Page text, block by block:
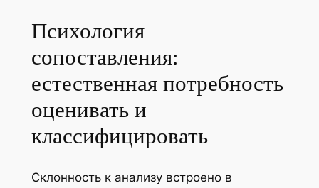
Психология
сопоставления:
естественная потребность
оценивать и
классифицировать
Склонность к анализу встроено в